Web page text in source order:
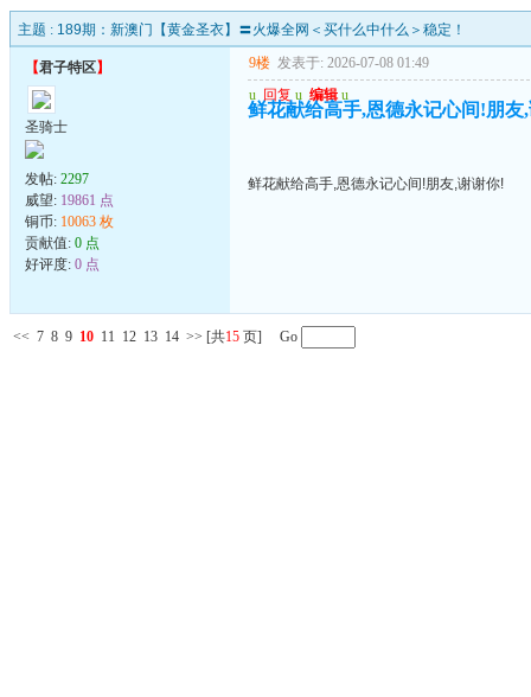
主题 : 189期：新澳门【黄金圣衣】〓火爆全网＜买什么中什么＞稳定！
【君子特区】
圣骑士
发帖: 2297
威望: 19861 点
铜币: 10063 枚
贡献值: 0 点
好评度: 0 点
9楼 发表于: 2026-07-08 01:49
u 回复 u 编辑 u
鲜花献给高手,恩德永记心间!朋友
鲜花献给高手,恩德永记心间!朋友,谢谢你!
<< 7 8 9 10 11 12 13 14 >> [共15 页] Go